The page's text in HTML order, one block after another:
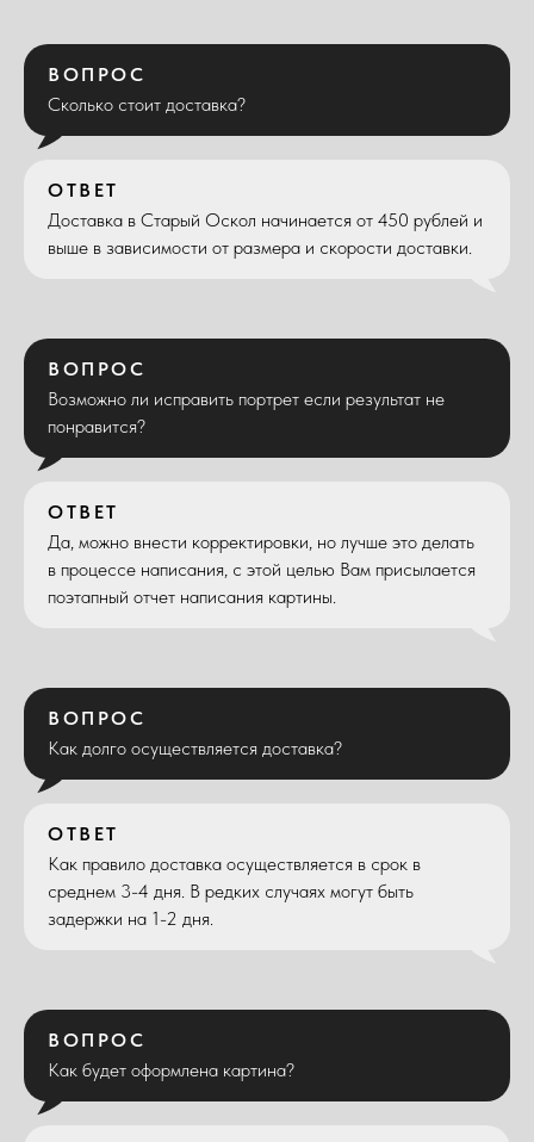
ВОПРОС
Сколько стоит доставка?
ОТВЕТ
Доставка в Старый Оскол начинается от 450 рублей и
выше в зависимости от размера и скорости доставки.
ВОПРОС
Возможно ли исправить портрет если результат не
понравится?
ОТВЕТ
Да, можно внести корректировки, но лучше это делать
в процессе написания, с этой целью Вам присылается
поэтапный отчет написания картины.
ВОПРОС
Как долго осуществляется доставка?
ОТВЕТ
Как правило доставка осуществляется в срок в
среднем 3-4 дня. В редких случаях могут быть
задержки на 1-2 дня.
ВОПРОС
Как будет оформлена картина?